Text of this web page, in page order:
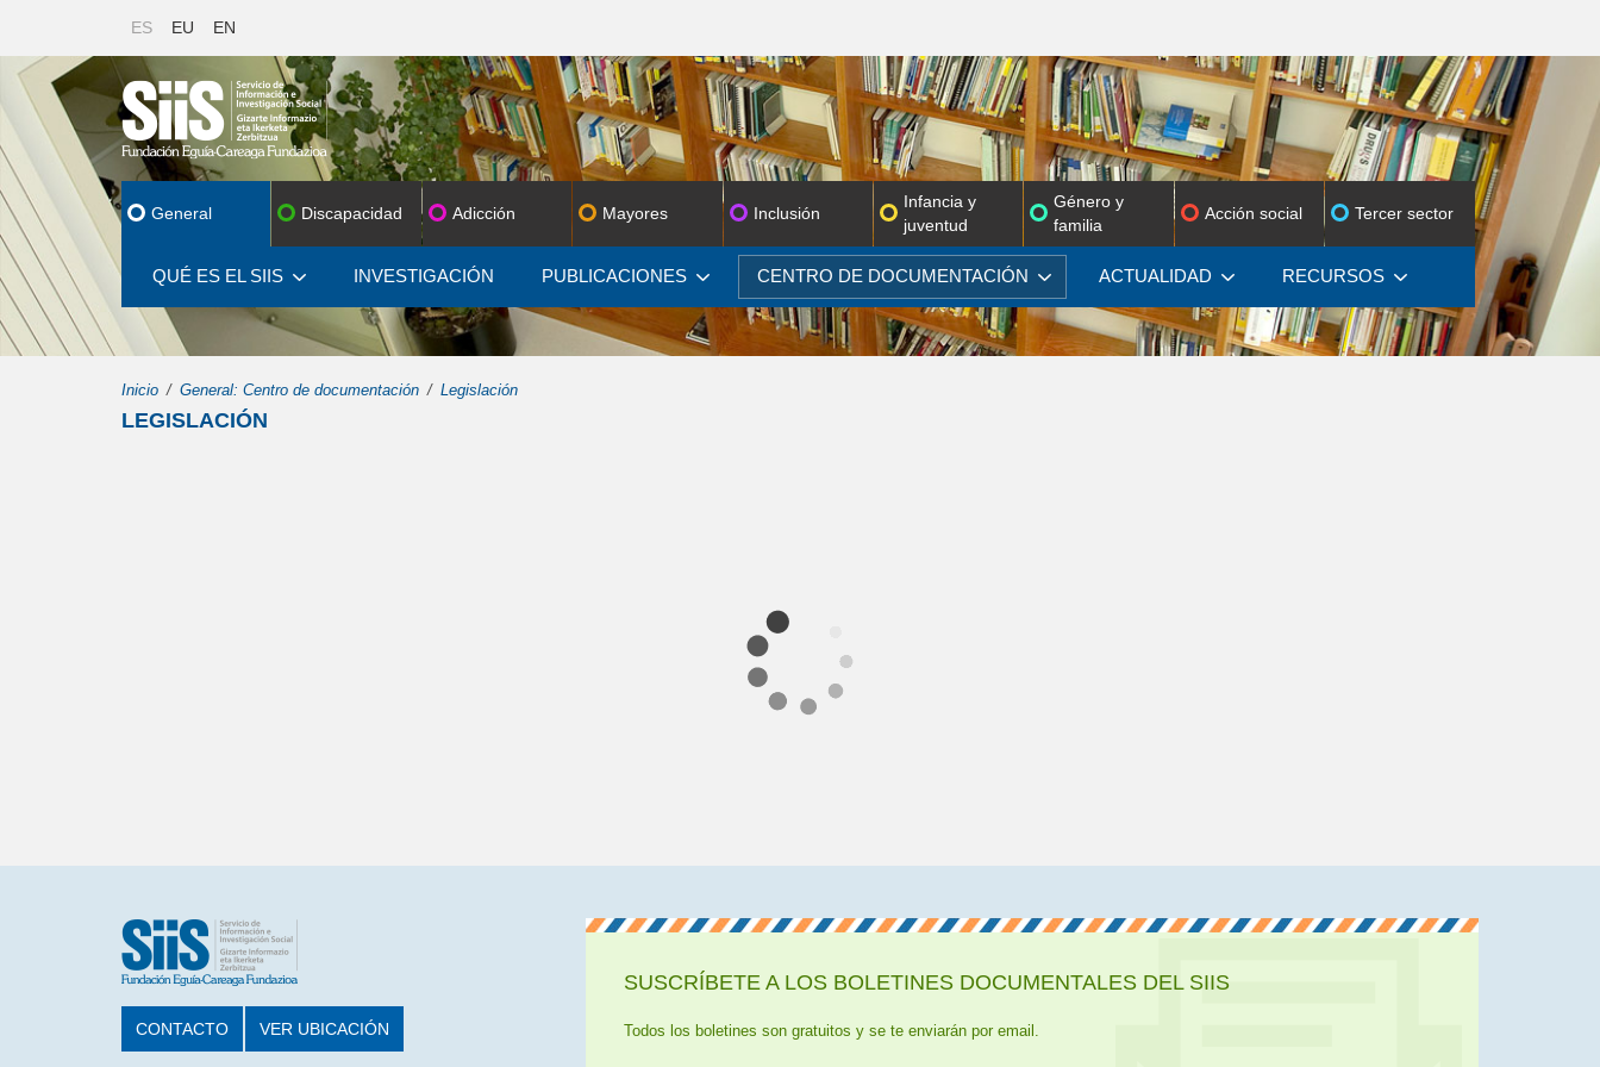
ES EU EN
General
QUÉ ES EL SIIS INVESTIGACIÓN PUBLICACIONES CENTRO DE DOCUMENTACIÓN ACTUALIDAD RECURSOS
Discapacidad Adicción Mayores Inclusión
Infancia y
juventud
Género y
familia
Acción social Tercer sector
Inicio General: Centro de documentación Legislación
LEGISLACIÓN
CONTACTO VER UBICACIÓN
SUSCRÍBETE A LOS BOLETINES DOCUMENTALES DEL SIIS
Todos los boletines son gratuitos y se te enviarán por email.